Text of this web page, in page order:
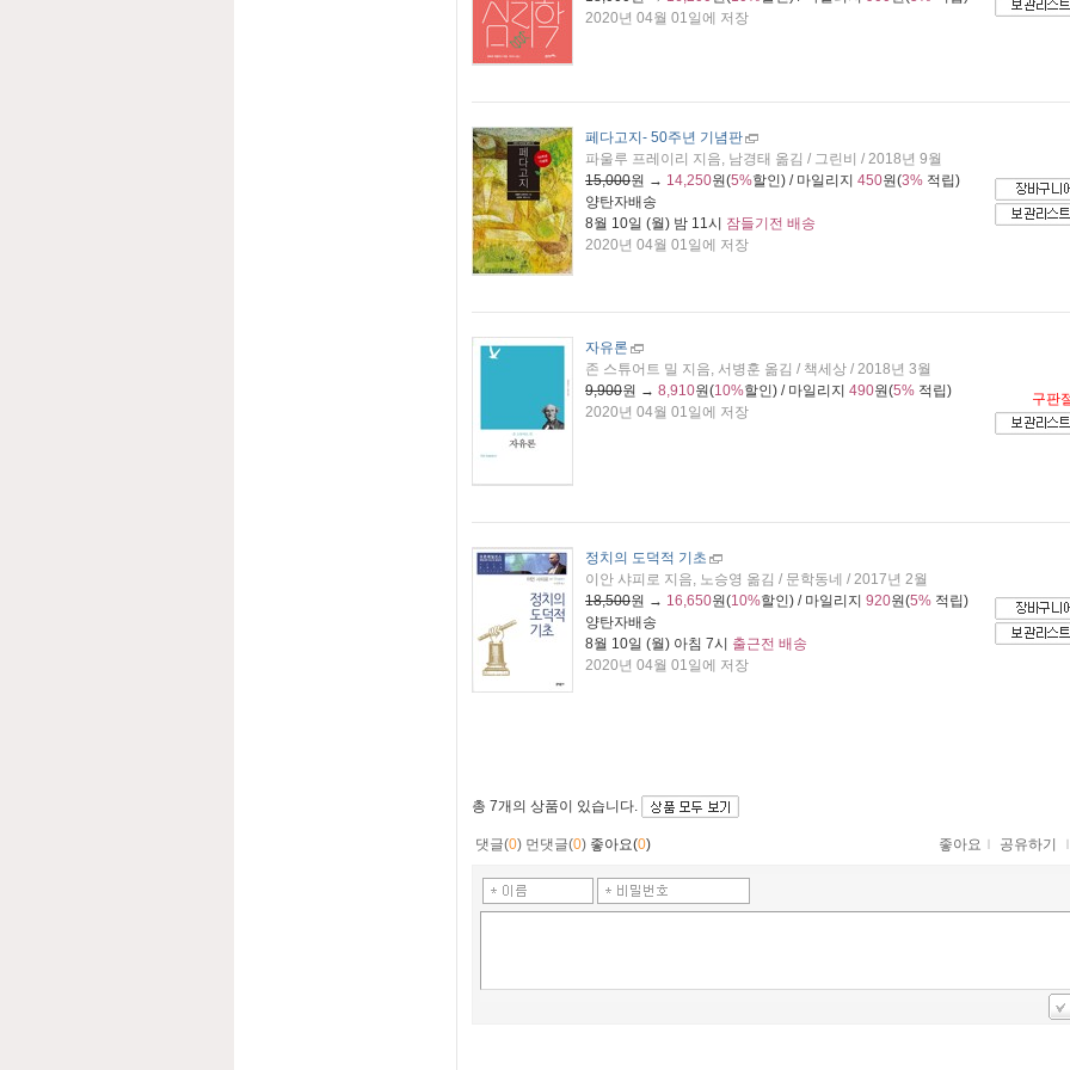
2020년 04월 01일에 저장
페다고지- 50주년 기념판
파울루 프레이리 지음, 남경태 옮김 / 그린비 / 2018년 9월
15,000원 → 14,250원(5%할인) / 마일리지 450원(3% 적립)
양탄자배송
8월 10일 (월) 밤 11시 잠들기전 배송
2020년 04월 01일에 저장
자유론
존 스튜어트 밀 지음, 서병훈 옮김 / 책세상 / 2018년 3월
9,900원 → 8,910원(10%할인) / 마일리지 490원(5% 적립)
2020년 04월 01일에 저장
구판
정치의 도덕적 기초
이안 샤피로 지음, 노승영 옮김 / 문학동네 / 2017년 2월
18,500원 → 16,650원(10%할인) / 마일리지 920원(5% 적립)
양탄자배송
8월 10일 (월) 아침 7시 출근전 배송
2020년 04월 01일에 저장
총 7개의 상품이 있습니다.
댓글(0) 먼댓글(0) 좋아요(0) 좋아요 ｌ 공유하기